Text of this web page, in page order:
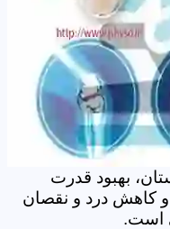
بهبود قدرت
کاهش درد و نقصان
است.